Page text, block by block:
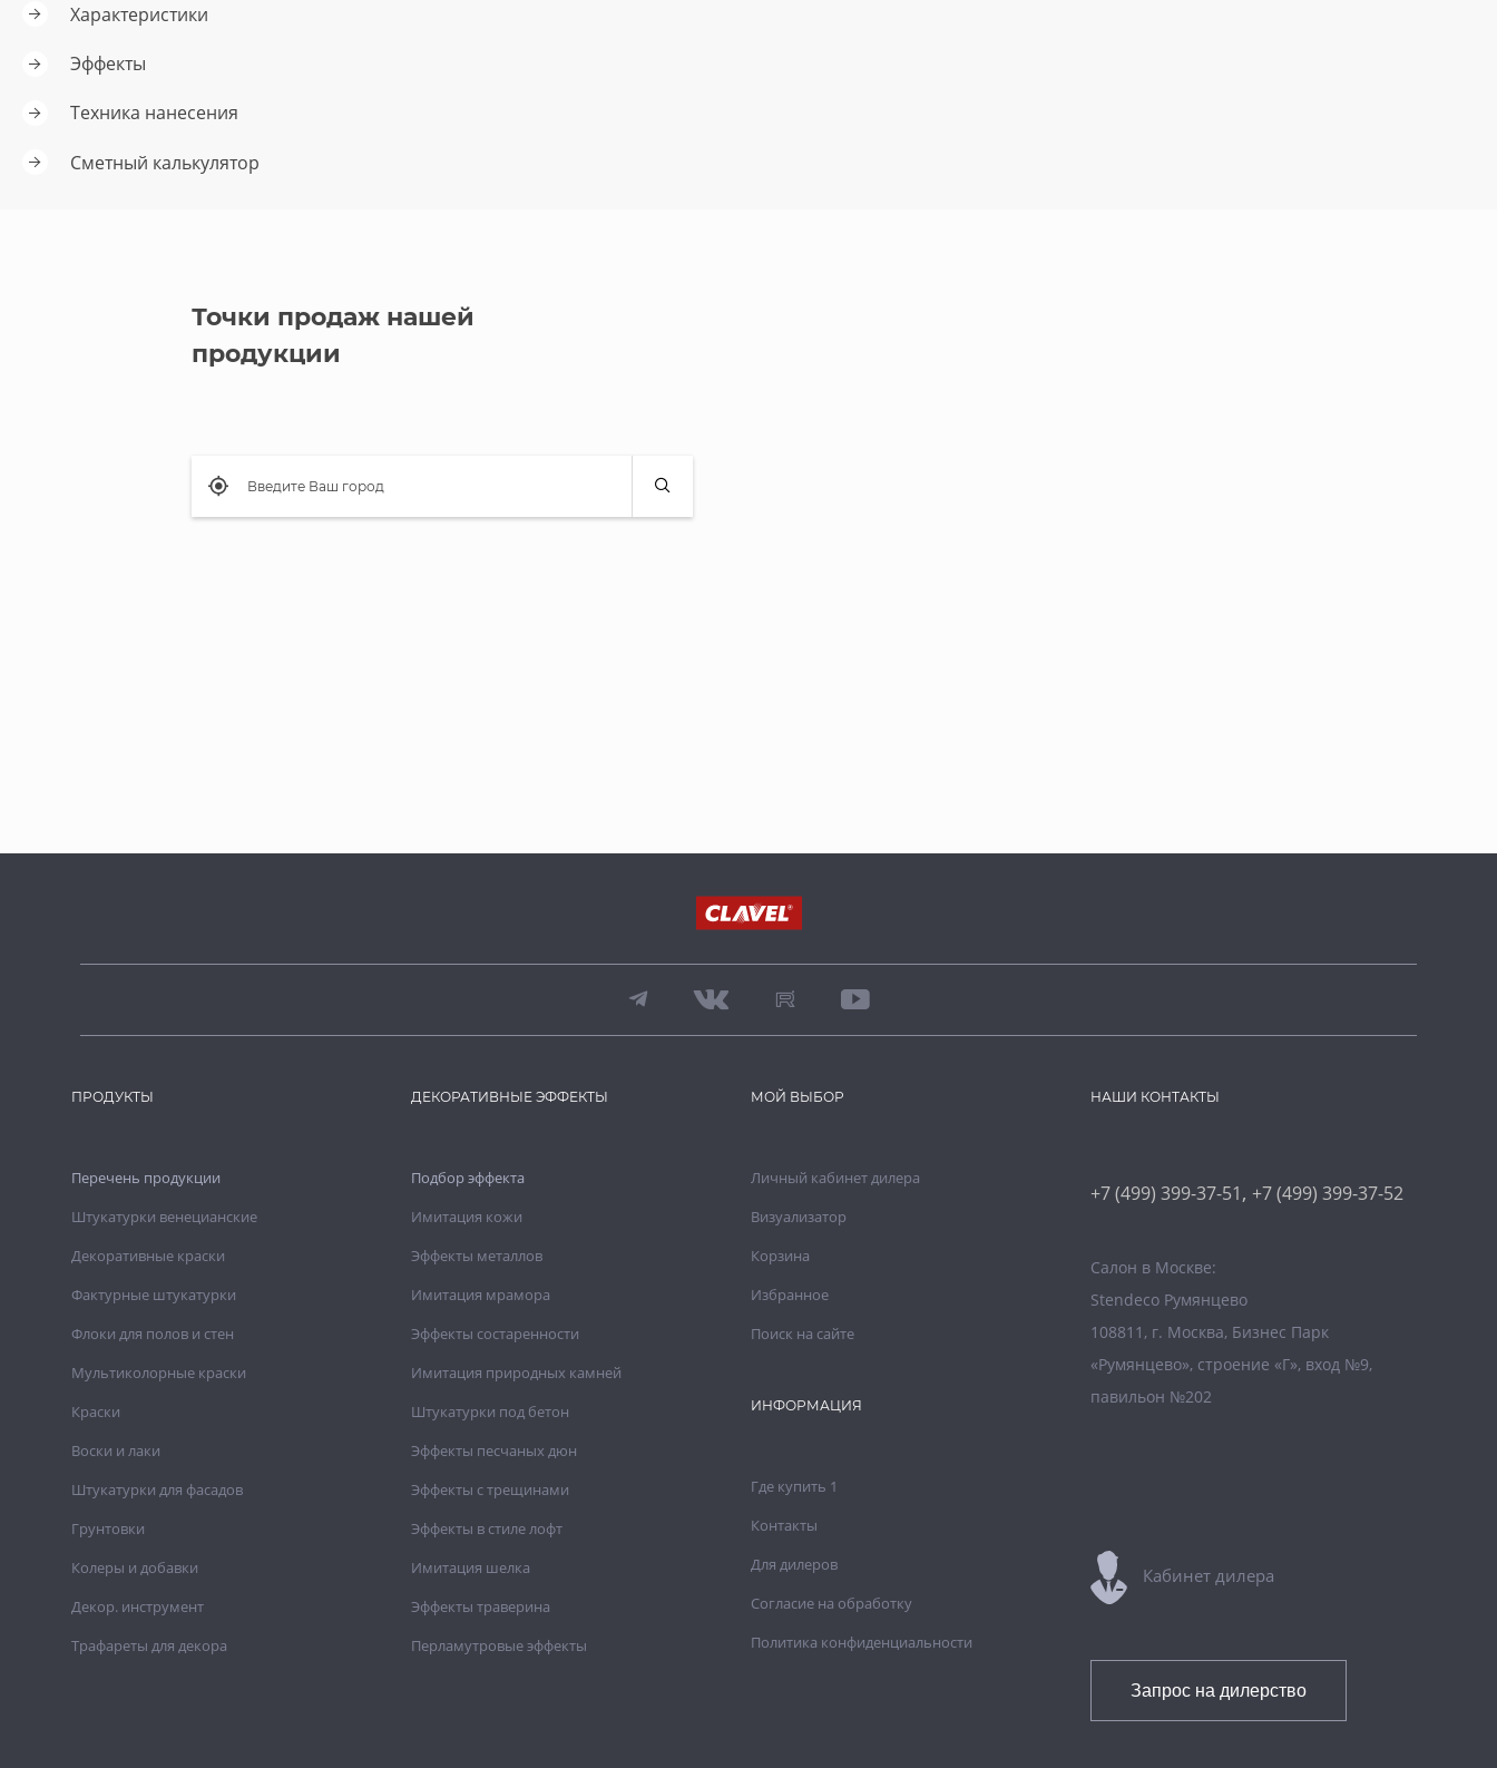
Характеристики
Эффекты
Техника нанесения
Сметный калькулятор
Точки продаж нашей
продукции
ПРОДУКТЫ
Перечень продукции
Штукатурки венецианские
Декоративные краски
Фактурные штукатурки
Флоки для полов и стен
Мультиколорные краски
Краски
Воски и лаки
Штукатурки для фасадов
Грунтовки
Колеры и добавки
Декор. инструмент
Трафареты для декора
ДЕКОРАТИВНЫЕ ЭФФЕКТЫ
Подбор эффекта
Имитация кожи
Эффекты металлов
Имитация мрамора
Эффекты состаренности
Имитация природных камней
Штукатурки под бетон
Эффекты песчаных дюн
Эффекты с трещинами
Эффекты в стиле лофт
Имитация шелка
Эффекты траверина
Перламутровые эффекты
МОЙ ВЫБОР
Личный кабинет дилера
Визуализатор
Корзина
Избранное
Поиск на сайте
ИНФОРМАЦИЯ
Где купить 1
Контакты
Для дилеров
Согласие на обработку
Политика конфиденциальности
НАШИ КОНТАКТЫ
+7 (499) 399-37-51, +7 (499) 399-37-52
Салон в Москве:
Stendeco Румянцево
108811, г. Москва, Бизнес Парк
«Румянцево», строение «Г», вход №9,
павильон №202
Кабинет дилера
Запрос на дилерство